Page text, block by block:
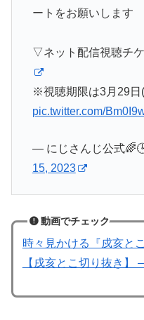
ートをお願いします
▽ネット配信視聴チケ
※視聴期限は3月29日
pic.twitter.com/
— にじさんじ公式
15, 2023
動画でチェック
時々見かける『戍亥と
【戌亥とこ切り抜き】